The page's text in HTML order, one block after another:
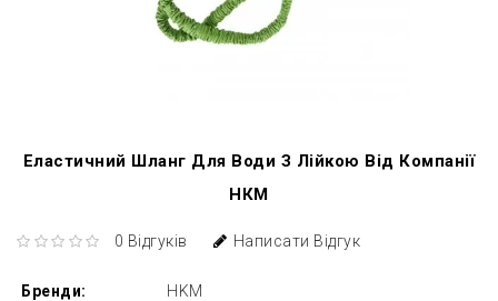
Еластичний Шланг Для Води З Лійкою Від Компанії
НКМ
0 Відгуків Написати Відгук
Бренди:
HKM